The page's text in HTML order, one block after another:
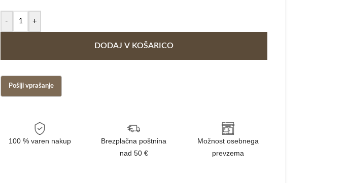
- +
DODAJ V KOŠARICO
100 % varen nakup
Brezplačna poštnina
nad 50 €
Možnost osebnega
prevzema